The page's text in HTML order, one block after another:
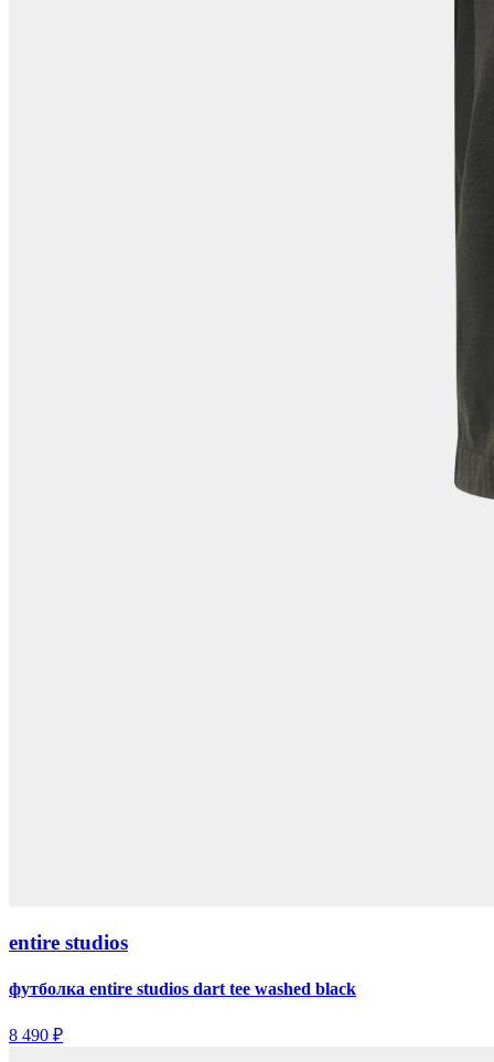
entire studios
футболка entire studios dart tee washed black
8 490 ₽